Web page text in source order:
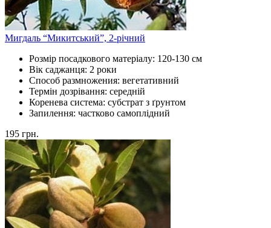
Мигдаль “Микитський”, 2-річний
Розмір посадкового матеріалу: 120-130 см
Вік саджанця: 2 роки
Способ размножения: вегетативний
Термін дозрівання: середній
Коренева система: субстрат з ґрунтом
Запилення: частково самоплідний
195 грн.